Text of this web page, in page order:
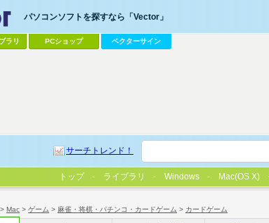
> Mac > ゲーム > 麻雀・将棋・パチンコ・カードゲーム > カードゲーム
パソコンソフトを探すなら「Vector」
ラリ PCショップ ベクターサイン
サーチトレンド！
トップ ライブラリ Windows Mac(OS X)